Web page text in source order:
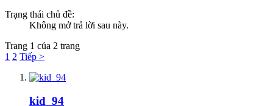
Trạng thái chủ đề:
Không mở trả lời sau này.
Trang 1 của 2 trang
1 2 Tiếp >
kid_94